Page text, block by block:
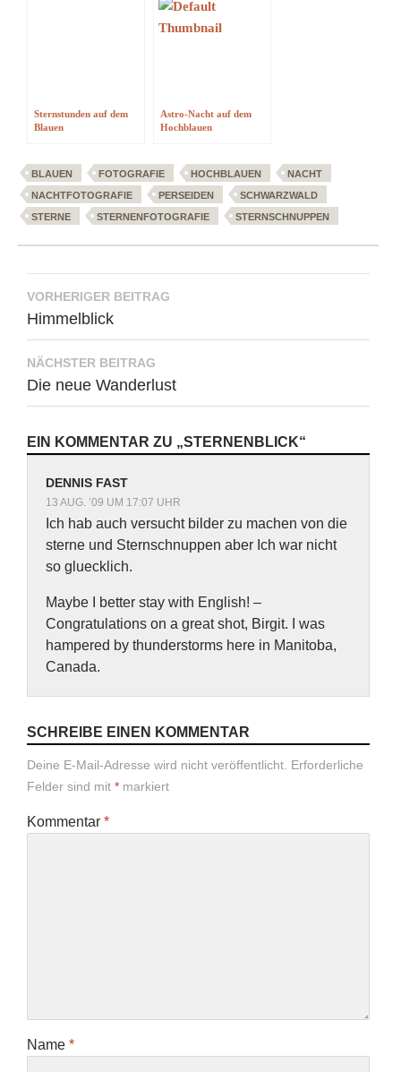
Sternstunden auf dem
Blauen
Astro-Nacht auf dem
Hochblauen
BLAUEN FOTOGRAFIE HOCHBLAUEN
NACHT
NACHTFOTOGRAFIE
PERSEIDEN
SCHWARZWALD
STERNE
STERNENFOTOGRAFIE STERNSCHNUPPEN
Beitragsnavigation
VORHERIGER BEITRAG
Himmelblick
NÄCHSTER BEITRAG
Die neue Wanderlust
EIN KOMMENTAR ZU „STERNENBLICK“
DENNIS FAST
13 AUG. ’09 UM 17:07 UHR
Ich hab auch versucht bilder zu machen von die
sterne und Sternschnuppen aber Ich war nicht
so gluecklich.
Maybe I better stay with English! –
Congratulations on a great shot, Birgit. I was
hampered by thunderstorms here in Manitoba,
Canada.
SCHREIBE EINEN KOMMENTAR
Deine E-Mail-Adresse wird nicht veröffentlicht. Erforderliche
Felder sind mit * markiert
Kommentar *
Name *